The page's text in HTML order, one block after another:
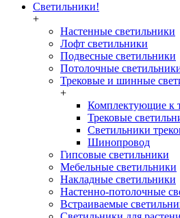
Светильники!
+
Настенные светильники
Лофт светильники
Подвесные светильники
Потолочные
Трековые и шинные
+
Комплектующие к
Трековые
Светильники
Шинопровод
Гипсовые светильники
Мебельные светильники
Накладные светильники
Настенно-потолочные
Встраиваемые